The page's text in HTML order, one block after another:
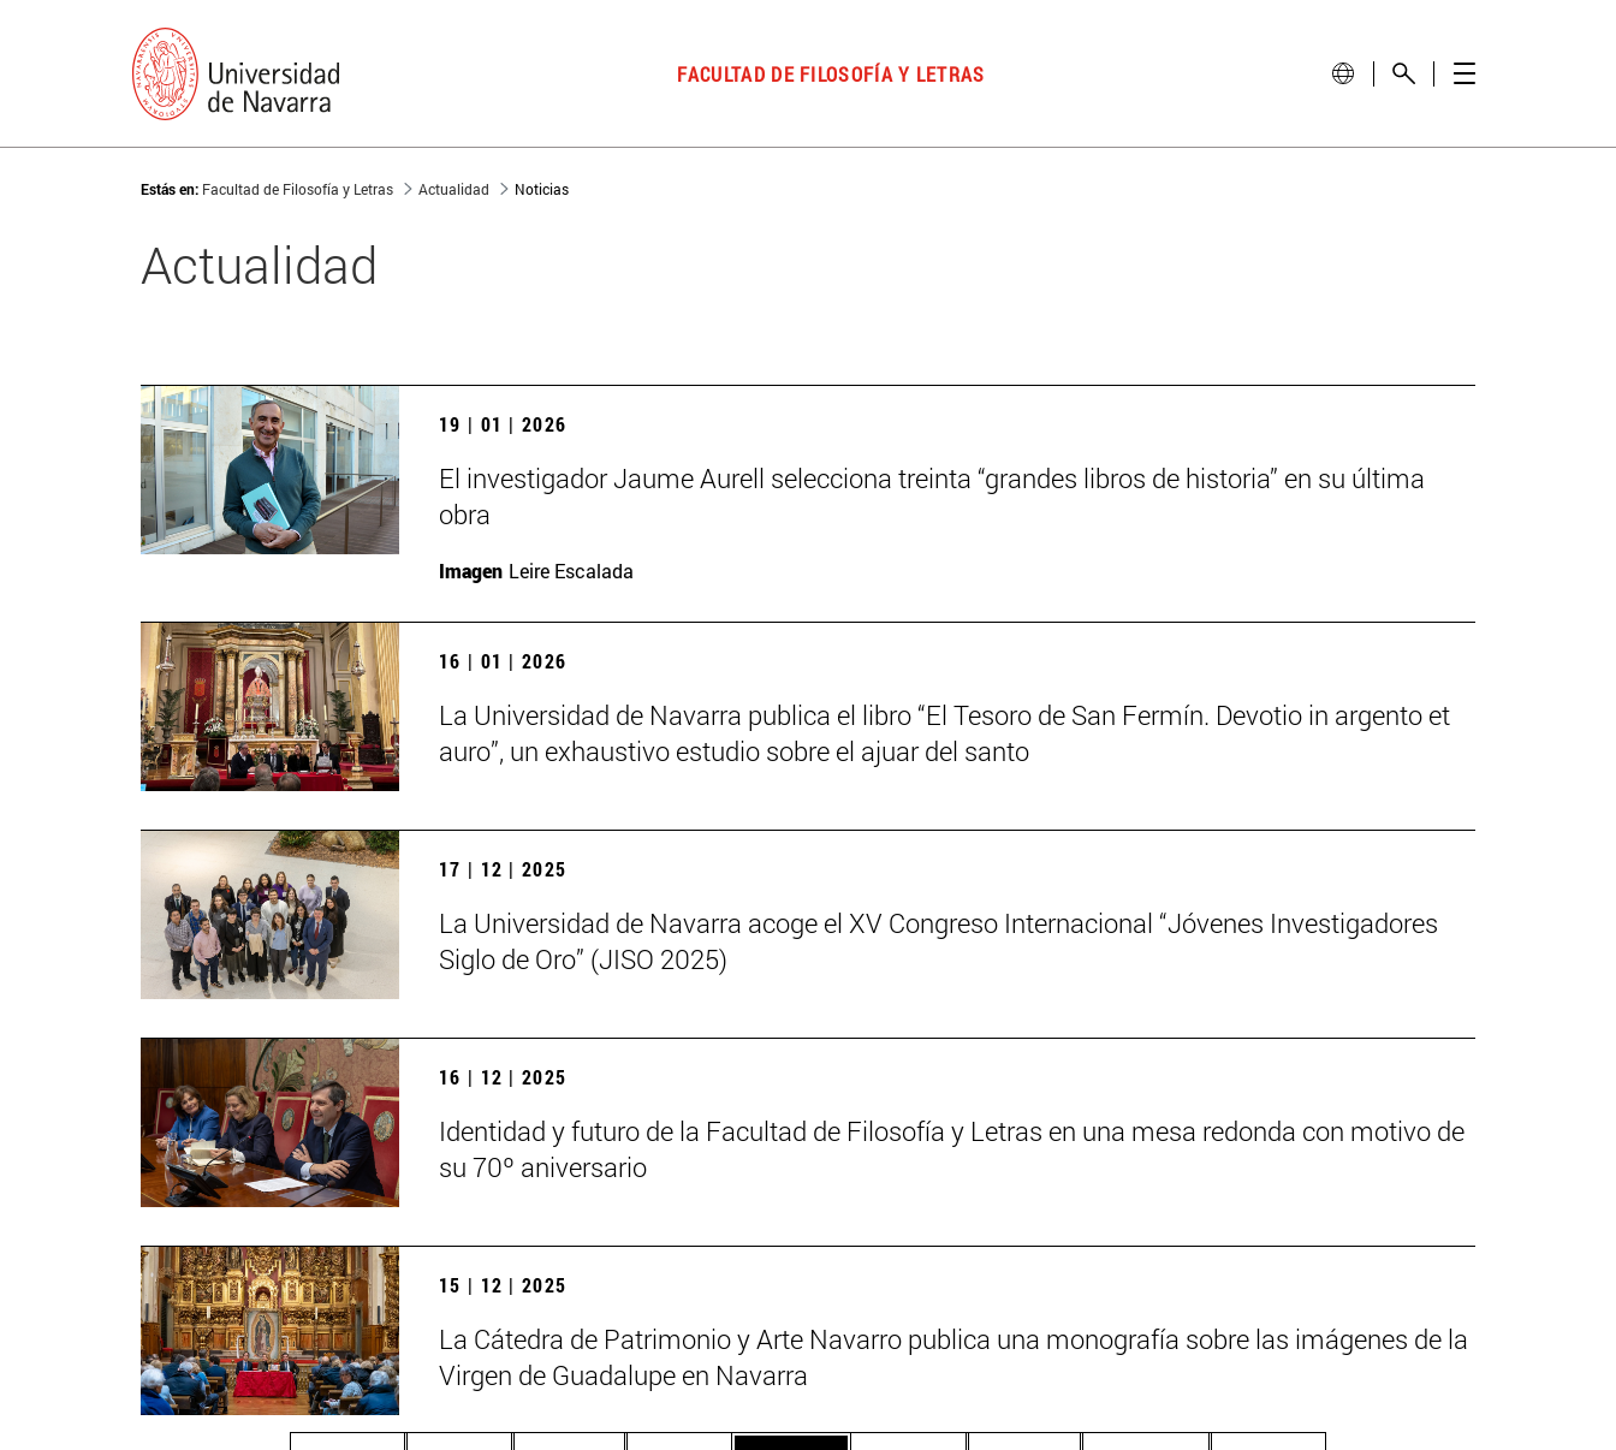
FACULTAD DE FILOSOFÍA Y LETRAS
Estás en: Facultad de Filosofía y Letras Actualidad Noticias
Actualidad
19 | 01 | 2026
El investigador Jaume Aurell selecciona treinta “grandes libros de historia” en su última
obra
Imagen Leire Escalada
16 | 01 | 2026
La Universidad de Navarra publica el libro “El Tesoro de San Fermín. Devotio in argento et
auro”, un exhaustivo estudio sobre el ajuar del santo
17 | 12 | 2025
La Universidad de Navarra acoge el XV Congreso Internacional “Jóvenes Investigadores
Siglo de Oro” (JISO 2025)
16 | 12 | 2025
Identidad y futuro de la Facultad de Filosofía y Letras en una mesa redonda con motivo de
su 70º aniversario
15 | 12 | 2025
La Cátedra de Patrimonio y Arte Navarro publica una monografía sobre las imágenes de la
Virgen de Guadalupe en Navarra